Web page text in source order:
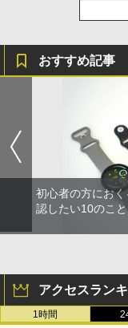
おすすめ記事
初心者の方にお
認したい10のこと
アクセスラン
1時間